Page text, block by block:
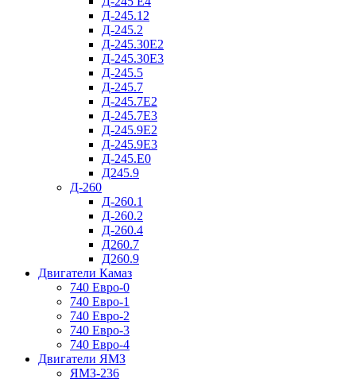
Д-245.12
Д-245.2
Д-245.30Е2
Д-245.30Е3
Д-245.5
Д-245.7
Д-245.7Е2
Д-245.7Е3
Д-245.9Е2
Д-245.9Е3
Д-245.Е0
Д245.9
Д-260
Д-260.1
Д-260.2
Д-260.4
Д260.7
Д260.9
Двигатели Камаз
740 Евро-0
740 Евро-1
740 Евро-2
740 Евро-3
740 Евро-4
Двигатели ЯМЗ
ЯМЗ-236